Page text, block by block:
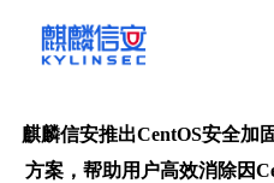
麒麟信安推出CentOS安全加
方案，帮助用户高效消除因